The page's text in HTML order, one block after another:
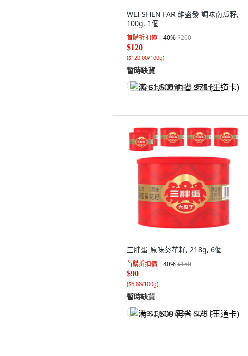
WEI SHEN FAR 維盛發 調味南瓜籽,
100g, 1個
首購折扣價 40%$200
$120
($120.00/100g)
暫時缺貨
满 $1,500 再省 $75 (王道卡)
三胖蛋 原味葵花籽, 218g, 6個
首購折扣價 40%$150
$90
($6.88/100g)
暫時缺貨
满 $1,500 再省 $75 (王道卡)